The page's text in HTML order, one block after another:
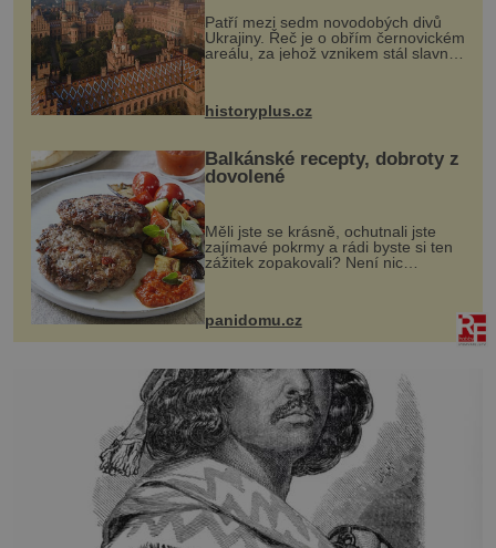
Patří mezi sedm novodobých divů
Ukrajiny. Řeč je o obřím černovickém
areálu, za jehož vznikem stál slavný
český architekt Josef Hlávka. Ten si
na něm dal mimořádně záležet. Jeho
stavební plány by při ...
historyplus.cz
Balkánské recepty, dobroty z
dovolené
Měli jste se krásně, ochutnali jste
zajímavé pokrmy a rádi byste si ten
zážitek zopakovali? Není nic
snazšího. Pljeskavica (10 porcí)
Možná jste ji ochutnali na dovolené v
panidomu.cz